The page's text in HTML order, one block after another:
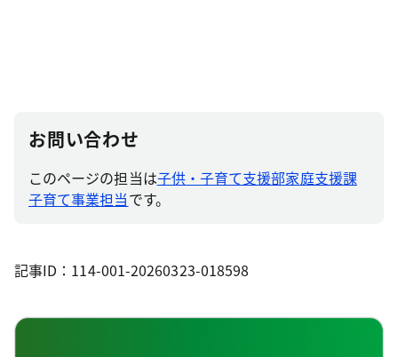
お問い合わせ
このページの担当は子供・子育て支援部家庭支援課
子育て事業担当です。
記事ID：114-001-20260323-018598